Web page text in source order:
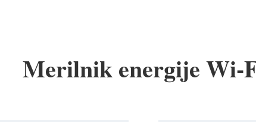
Merilnik energije Wi-